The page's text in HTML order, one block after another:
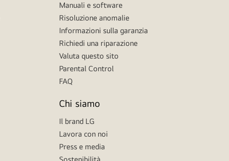
Manuali e software
Risoluzione anomalie
Informazioni sulla garanzia
Richiedi una riparazione
Valuta questo sito
Parental Control
FAQ
Chi siamo
Il brand LG
Lavora con noi
Press e media